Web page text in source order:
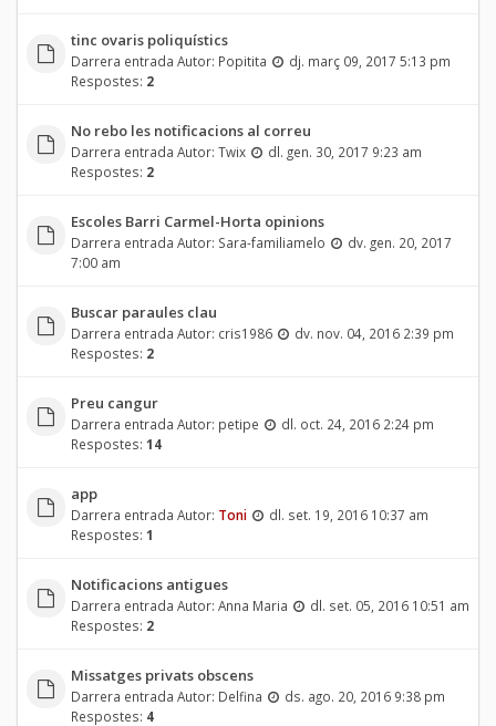
tinc ovaris poliquístics
Darrera entrada Autor: Popitita
dj. març 09, 2017 5:13 pm
Respostes: 2
No rebo les notificacions al correu
Darrera entrada Autor: Twix
dl. gen. 30, 2017 9:23 am
Respostes: 2
Escoles Barri Carmel-Horta opinions
Darrera entrada Autor: Sara-familiamelo
dv. gen. 20, 2017
7:00 am
Buscar paraules clau
Darrera entrada Autor: cris1986
dv. nov. 04, 2016 2:39 pm
Respostes: 2
Preu cangur
Darrera entrada Autor: petipe
dl. oct. 24, 2016 2:24 pm
Respostes: 14
app
Darrera entrada Autor: Toni
dl. set. 19, 2016 10:37 am
Respostes: 1
Notificacions antigues
Darrera entrada Autor: Anna Maria
dl. set. 05, 2016 10:51 am
Respostes: 2
Missatges privats obscens
Darrera entrada Autor: Delfina
ds. ago. 20, 2016 9:38 pm
Respostes: 4